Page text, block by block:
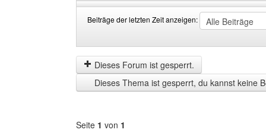
Beiträge der letzten Zeit anzeigen:
der
letzten
Zeit
anzeigen
by
Dieses Forum ist gesperrt.
Dieses Thema ist gesperrt, du kannst keine
Seite 1 von 1